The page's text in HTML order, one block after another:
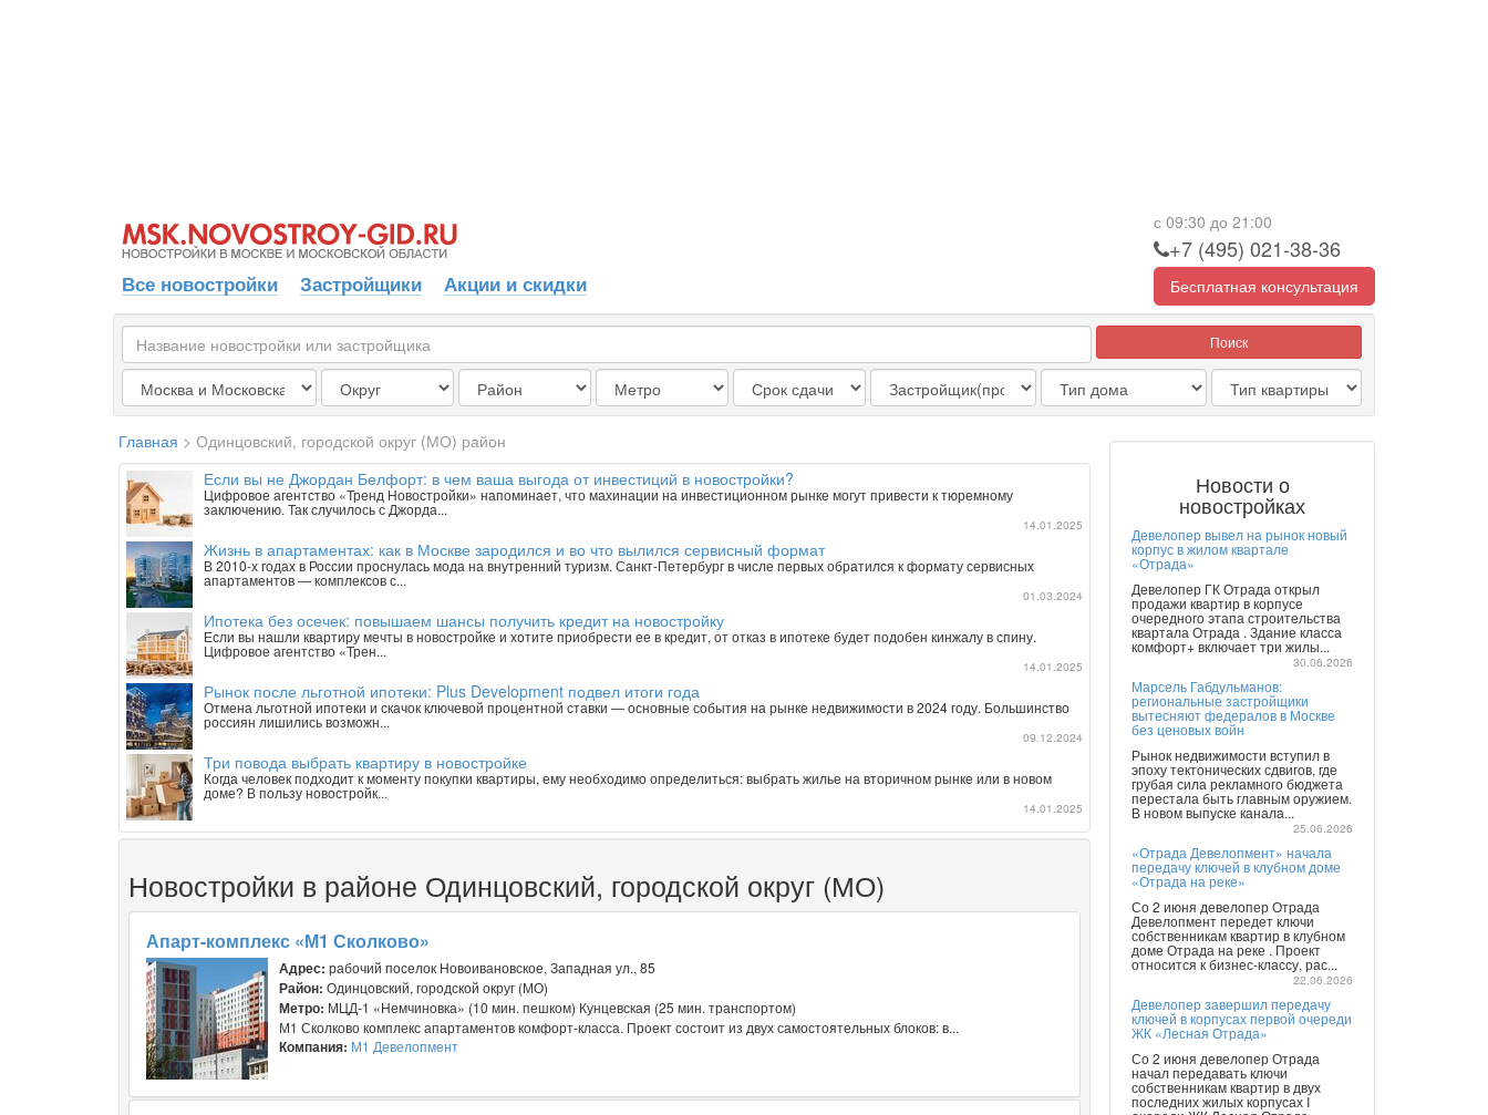
Все новостройки Застройщики Акции и скидки
с 09:30 до 21:00
+7 (495) 021-38-36
Бесплатная консультация
Поиск
Главная > Одинцовский, городской округ (МО) район
Если вы не Джордан Белфорт: в чем ваша выгода от инвестиций в новостройки?
Цифровое агентство «Тренд Новостройки» напоминает, что махинации на инвестиционном рынке могут привести к тюремному
заключению. Так случилось с Джорда...
14.01.2025
Жизнь в апартаментах: как в Москве зародился и во что вылился сервисный формат
В 2010-х годах в России проснулась мода на внутренний туризм. Санкт-Петербург в числе первых обратился к формату сервисных
апартаментов — комплексов с...
01.03.2024
Ипотека без осечек: повышаем шансы получить кредит на новостройку
Если вы нашли квартиру мечты в новостройке и хотите приобрести ее в кредит, от отказ в ипотеке будет подобен кинжалу в спину.
Цифровое агентство «Трен...
14.01.2025
Рынок после льготной ипотеки: Plus Development подвел итоги года
Отмена льготной ипотеки и скачок ключевой процентной ставки — основные события на рынке недвижимости в 2024 году. Большинство
россиян лишились возможн...
09.12.2024
Три повода выбрать квартиру в новостройке
Когда человек подходит к моменту покупки квартиры, ему необходимо определиться: выбрать жилье на вторичном рынке или в новом
доме? В пользу новостройк...
14.01.2025
Новостройки в районе Одинцовский, городской округ (МО)
Апарт-комплекс «М1 Сколково»
Адрес: рабочий поселок Новоивановское, Западная ул., 85
Район: Одинцовский, городской округ (МО)
Метро: МЦД-1 «Немчиновка» (10 мин. пешком) Кунцевская (25 мин. транспортом)
М1 Сколково комплекс апартаментов комфорт-класса. Проект состоит из двух самостоятельных блоков: в...
Компания: М1 Девелопмент
Новости о
новостройках
Девелопер вывел на рынок новый
корпус в жилом квартале
«Отрада»
Девелопер ГК Отрада открыл
продажи квартир в корпусе
очередного этапа строительства
квартала Отрада . Здание класса
комфорт+ включает три жилы...
30.06.2026
Марсель Габдульманов:
региональные застройщики
вытесняют федералов в Москве
без ценовых войн
Рынок недвижимости вступил в
эпоху тектонических сдвигов, где
грубая сила рекламного бюджета
перестала быть главным оружием.
В новом выпуске канала...
25.06.2026
«Отрада Девелопмент» начала
передачу ключей в клубном доме
«Отрада на реке»
Со 2 июня девелопер Отрада
Девелопмент передет ключи
собственникам квартир в клубном
доме Отрада на реке . Проект
относится к бизнес-классу, рас...
22.06.2026
Девелопер завершил передачу
ключей в корпусах первой очереди
ЖК «Лесная Отрада»
Со 2 июня девелопер Отрада
начал передавать ключи
собственникам квартир в двух
последних жилых корпусах I